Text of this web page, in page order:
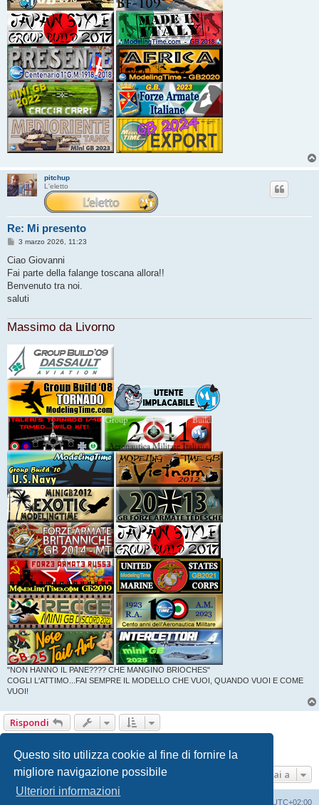
Questo sito utilizza cookie al fine di fornire la
migliore navigazione possibile
Ulteriori informazioni
pitchup
L'eletto
Re: Mi presento
M
s
a
g
i
3 marzo 2026, 11:23
Ciao Giovanni
Fai parte della falange toscana allora!!
Benvenuto tra noi.
saluti
Massimo da Livorno
"NON HANNO IL PANE???? CHE MANGINO BRIOCHES"
COGLI L'ATTIMO...FAI SEMPRE IL MODELLO CHE VUOI, QUANDO VUOI E COME
VUOI!
Rispondi
Precedente
Vai a
UTC+02:00